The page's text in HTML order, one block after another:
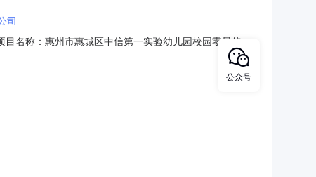
司
名称：惠州市惠城区中信第一实验幼儿园校园零星修缮
目采购）投资审批项目编码：服务金额：￥1,650元至
选取业务单位咨询电话：0752-2777886监督举
公众号